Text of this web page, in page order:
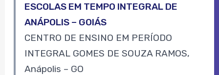
ESCOLAS EM TEMPO INTEGRAL DE
ANÁPOLIS – GOIÁS
CENTRO DE ENSINO EM PERÍODO
INTEGRAL GOMES DE SOUZA RAMOS,
Anápolis – GO